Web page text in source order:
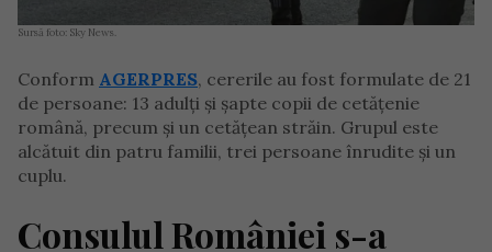
Sursă foto: Sky News.
Conform AGERPRES, cererile au fost formulate de 21
de persoane: 13 adulți și șapte copii de cetățenie
română, precum și un cetățean străin. Grupul este
alcătuit din patru familii, trei persoane înrudite și un
cuplu.
Consulul României s-a